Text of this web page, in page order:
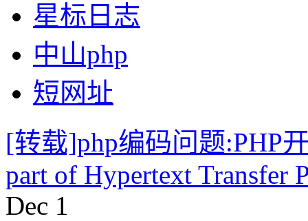
星标日志
中山php
短网址
[转载]php编码问题:PHP
part of Hypertext Transfer
Dec 1